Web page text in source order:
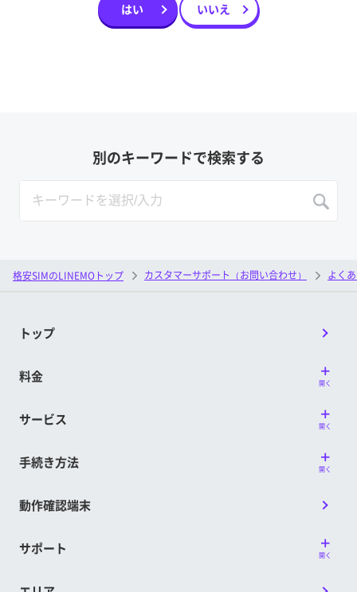
はい いいえ
別のキーワードで検索する
格安SIMのLINEMOトップ カスタマーサポート（お問い合わせ） よく
トップ
料金 開く
サービス 開く
手続き方法 開く
動作確認端末
サポート 開く